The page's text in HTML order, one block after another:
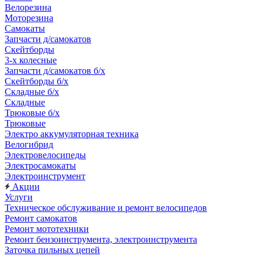
Велорезина
Моторезина
Самокаты
Запчасти д/самокатов
Скейтборды
3-х колесные
Запчасти д/самокатов б/х
Скейтборды б/х
Складные б/х
Складные
Трюковые б/х
Трюковые
Электро аккумуляторная техника
Велогибрид
Электровелосипеды
Электросамокаты
Электроинструмент
Акции
Услуги
Техническое обслуживание и ремонт велосипедов
Ремонт самокатов
Ремонт мототехники
Ремонт бензоинструмента, электроинструмента
Заточка пильных цепей